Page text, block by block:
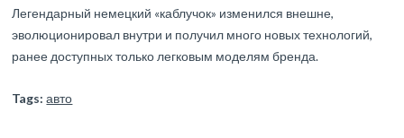
Легендарный немецкий «каблучок» изменился внешне,
эволюционировал внутри и получил много новых технологий,
ранее доступных только легковым моделям бренда.
Tags: авто